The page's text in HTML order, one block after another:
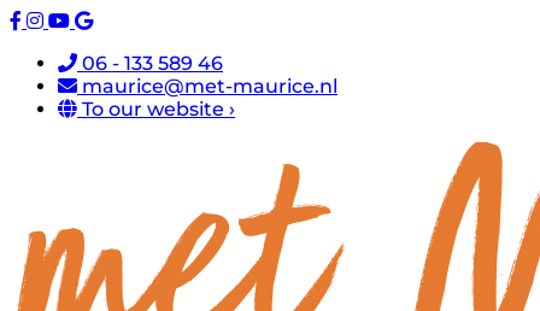
06 - 133 589 46
maurice@met-maurice.nl
To our website ›